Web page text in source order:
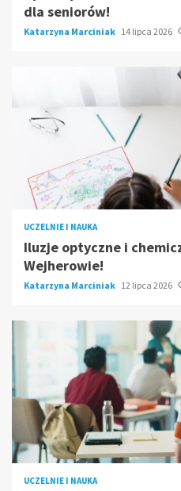
dla seniorów!
Katarzyna Marciniak 14 lipca 2026
UCZELNIE I NAUKA
Iluzje optyczne i
Wejherowie!
Katarzyna Marciniak 12 lipca 2026
UCZELNIE I NAUKA